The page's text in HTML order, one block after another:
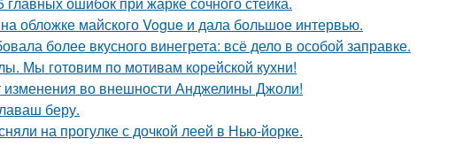
обложке майского Vogue и дала большое интервью.
более вкусного винегрета: всё дело в особой заправке.
Мы готовим по мотивам корейской кухни!
изменения во внешности Анджелины Джоли!
беру.
на прогулке с дочкой леей в Нью-йорке.